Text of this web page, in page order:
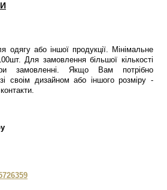
одягу або іншої продукції. Мінімальне
Для замовлення більшої кількості
замовленні. Якщо Вам потрібно
зі своім дизайном або іншого розміру -